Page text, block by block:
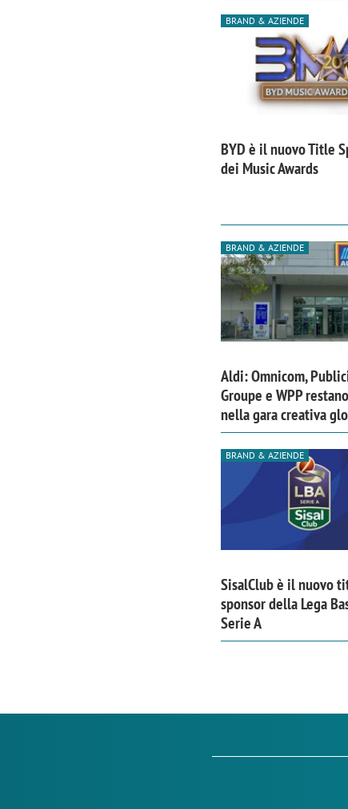
BRAND & AZIENDE
BYD è il nuovo Title
dei Music Awards
BRAND & AZIENDE
Aldi: Omnicom,
Groupe e WPP
nella gara creativa
BRAND & AZIENDE
SisalClub è il nuovo
sponsor della Lega
Serie A
comunicazione crea un brand food:
«La